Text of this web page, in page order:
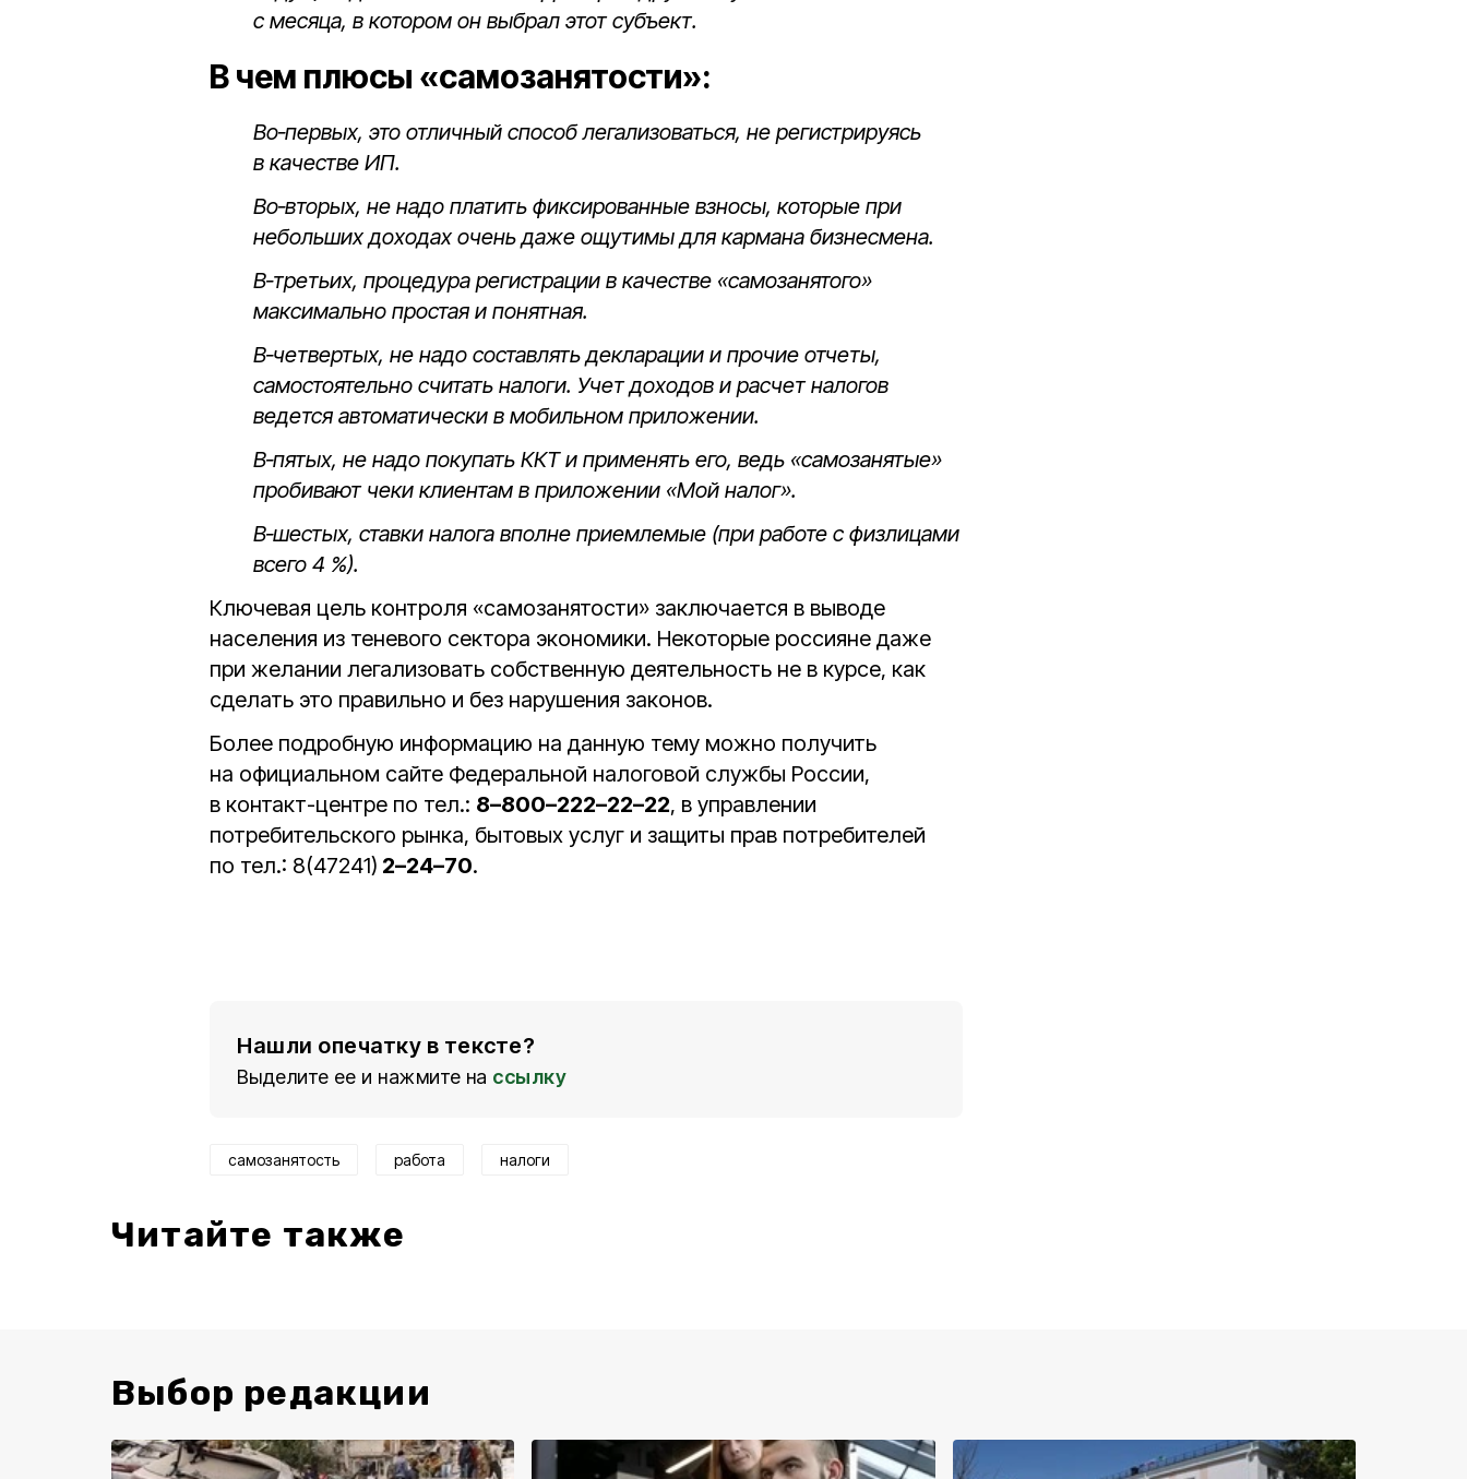
с месяца, в котором он выбрал этот субъект.
В чем плюсы «самозанятости»:
Во‑первых, это отличный способ легализоваться, не регистрируясь
в качестве ИП.
Во‑вторых, не надо платить фиксированные взносы, которые при
небольших доходах очень даже ощутимы для кармана бизнесмена.
В‑третьих, процедура регистрации в качестве «самозанятого»
максимально простая и понятная.
В‑четвертых, не надо составлять декларации и прочие отчеты,
самостоятельно считать налоги. Учет доходов и расчет налогов
ведется автоматически в мобильном приложении.
В‑пятых, не надо покупать ККТ и применять его, ведь «самозанятые»
пробивают чеки клиентам в приложении «Мой налог».
В‑шестых, ставки налога вполне приемлемые (при работе с физлицами
всего 4 %).
Ключевая цель контроля «самозанятости» заключается в выводе
населения из теневого сектора экономики. Некоторые россияне даже
при желании легализовать собственную деятельность не в курсе, как
сделать это правильно и без нарушения законов.
Более подробную информацию на данную тему можно получить
на официальном сайте Федеральной налоговой службы России,
в контакт-центре по тел.: 8–800–222–22–22, в управлении
потребительского рынка, бытовых услуг и защиты прав потребителей
по тел.: 8(47241) 2–24–70.
Нашли опечатку в тексте?
Выделите ее и нажмите на ссылку
самозанятость работа налоги
Читайте также
Выбор редакции